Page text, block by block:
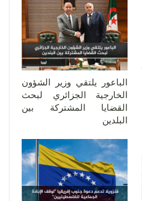
الباعور يلتقي وزير الشؤون
الخارجية الجزائري لبحث
القضايا المشتركة بين
البلدين